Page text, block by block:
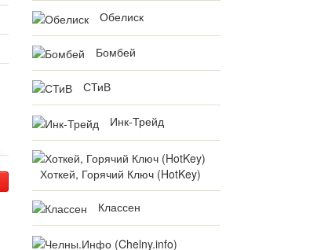
Обелиск
Бомбей
СТиВ
Инк-Трейд
Хоткей, Горячий Ключ (HotKey)
Классен